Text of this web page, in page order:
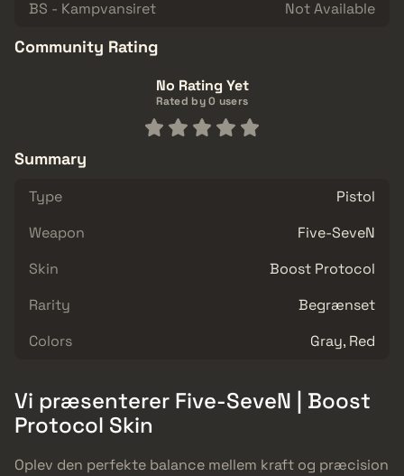
BS - Kampvansiret
Not Available
Community Rating
No Rating Yet
Rated by 0 users
Summary
Type
Pistol
Weapon
Five-SeveN
Skin
Boost Protocol
Rarity
Begrænset
Colors
Gray, Red
Vi præsenterer Five-SeveN | Boost
Protocol Skin
Oplev den perfekte balance mellem kraft og præcision